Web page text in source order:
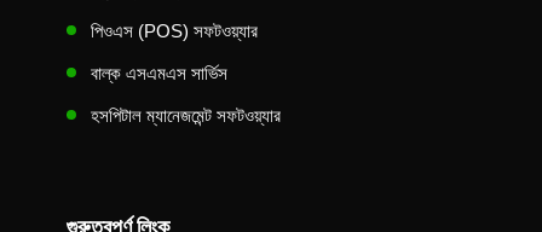
পিওএস (POS) সফটওয়্যার
বাল্ক এসএমএস সার্ভিস
হসপিটাল ম্যানেজমেন্ট সফটওয়্যার
গুরুত্বপূর্ণ লিংক